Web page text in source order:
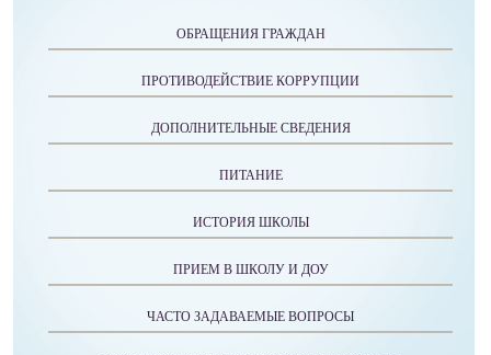
ОБРАЩЕНИЯ ГРАЖДАН
ПРОТИВОДЕЙСТВИЕ КОРРУПЦИИ
ДОПОЛНИТЕЛЬНЫЕ СВЕДЕНИЯ
ПИТАНИЕ
ИСТОРИЯ ШКОЛЫ
ПРИЕМ В ШКОЛУ И ДОУ
ЧАСТО ЗАДАВАЕМЫЕ ВОПРОСЫ